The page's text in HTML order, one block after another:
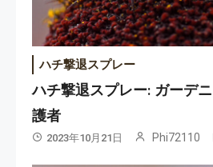
ハチ撃退スプレー
ハチ撃退スプレー: ガーデ
護者
2023年10月21日 Phi72110